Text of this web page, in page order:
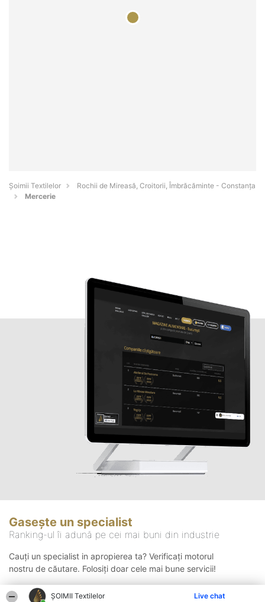
ȘOIMII Textilelor Live chat
Șoimii Textilelor
Rochii de Mireasă, Croitorii, Îmbrăcăminte - Constanţa
Mercerie
Gasește un specialist
Ranking-ul îi adună pe cei mai buni din industrie
Cauți un specialist in apropierea ta? Verificați motorul
nostru de căutare. Folosiți doar cele mai bune servicii!